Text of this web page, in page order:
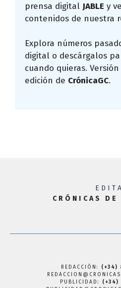
prensa digital JABLE y
contenidos de nuestra
Explora números
digital o descárgalos
cuando quieras. Versión
edición de CrónicaGC.
CRÓNICAS DE
REDACCIÓN: (+34)
PUBLICIDAD: (+34)